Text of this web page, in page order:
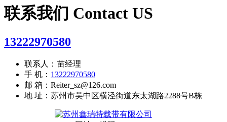
联系我们 Contact US
13222970580
联系人：苗经理
手 机： 13222970580
邮 箱：Reiter_sz@126.com
地 址：苏州市吴中区横泾街道东太湖路2288号B栋